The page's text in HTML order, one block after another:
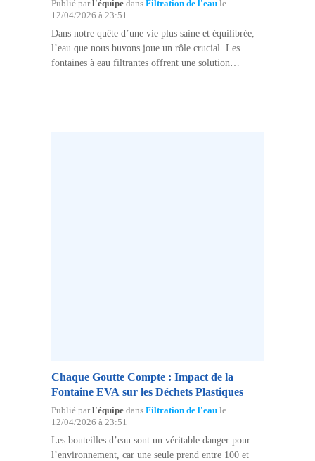
Publié parl'équipedans Filtration de l'eaule
12/04/2026 à 23:51
Dans notre quête d’une vie plus saine et équilibrée,
l’eau que nous buvons joue un rôle crucial. Les
fontaines à eau filtrantes offrent une solution
Chaque Goutte Compte : Impact de la
Fontaine EVA sur les Déchets Plastiques
Publié parl'équipedans Filtration de l'eaule
12/04/2026 à 23:51
Les bouteilles d’eau sont un véritable danger pour
l’environnement, car une seule prend entre 100 et